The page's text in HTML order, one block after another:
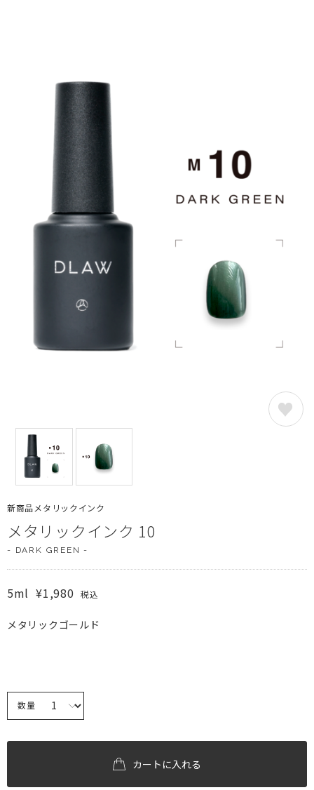
新商品メタリックインク
メタリックインク 10
- DARK GREEN -
5ml ¥1,980 税込
メタリックゴールド
数量
カートに入れる